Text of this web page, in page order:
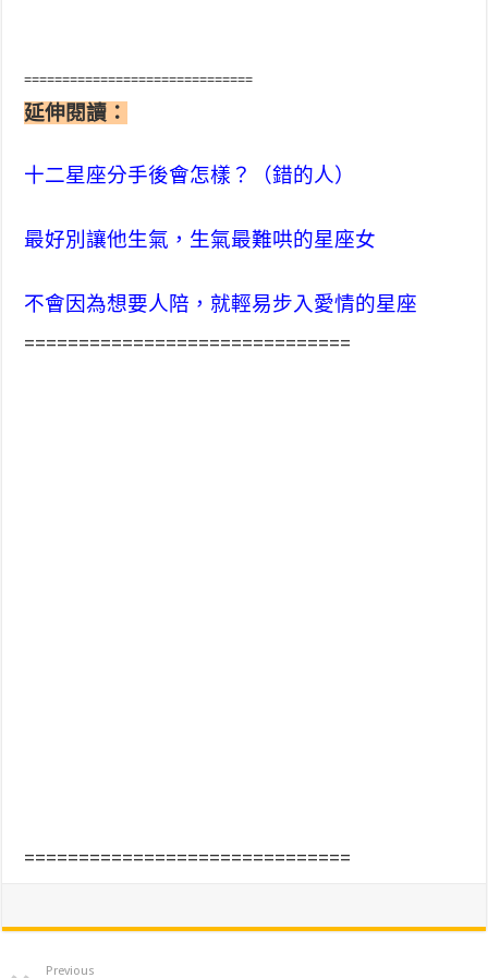
==============================
延伸閱讀：
十二星座分手後會怎樣？（錯的人）
最好別讓他生氣，生氣最難哄的星座女
不會因為想要人陪，就輕易步入愛情的星座
==============================
==============================
Previous